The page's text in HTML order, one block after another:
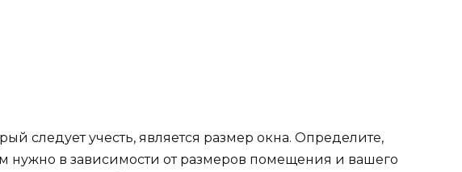
следует учесть, является размер окна. Определите,
нужно в зависимости от размеров помещения и вашего